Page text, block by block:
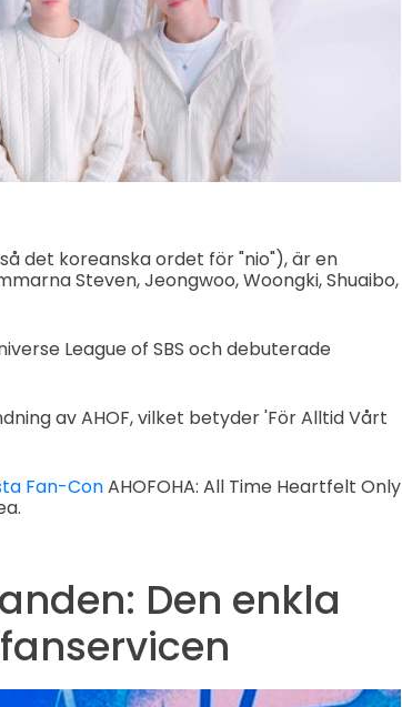
det koreanska ordet för "nio"), är en
Steven, Jeongwoo, Woongki, Shuaibo,
League of SBS och debuterade
av AHOF, vilket betyder 'För Alltid Vårt
Fan-ConAHOFOHA: All Time Heartfelt Only
Den enkla